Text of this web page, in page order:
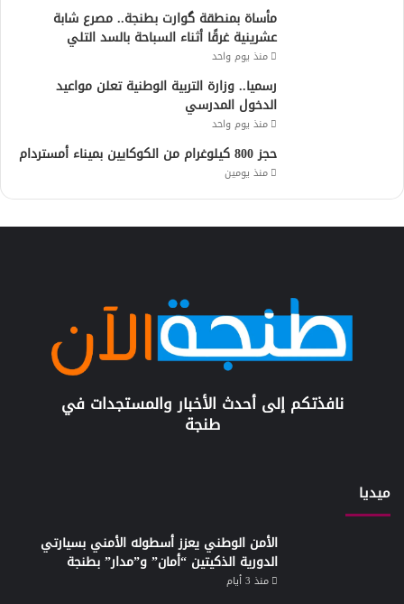
مأساة بمنطقة گوارت بطنجة.. مصرع شابة
عشرينية غرقًا أثناء السباحة بالسد التلي
منذ يوم واحد
رسميا.. وزارة التربية الوطنية تعلن مواعيد
الدخول المدرسي
منذ يوم واحد
حجز 800 كيلوغرام من الكوكايين بميناء أمستردام
منذ يومين
نافذتكم إلى أحدث الأخبار والمستجدات في
طنجة
ميديا
الأمن الوطني يعزز أسطوله الأمني بسيارتي
الدورية الذكيتين “أمان” و”مدار” بطنجة
منذ 3 أيام